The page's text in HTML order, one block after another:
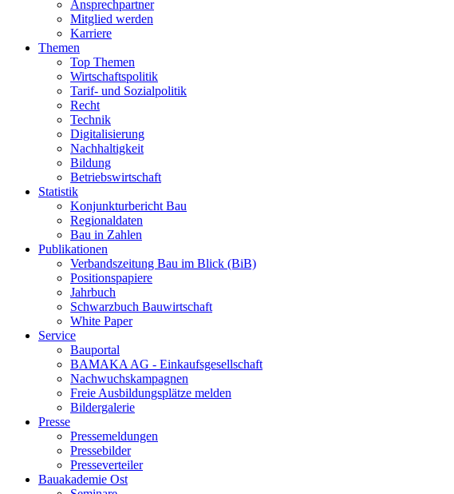
Ansprechpartner
Mitglied werden
Karriere
Themen
Top Themen
Wirtschaftspolitik
Tarif- und Sozialpolitik
Recht
Technik
Digitalisierung
Nachhaltigkeit
Bildung
Betriebswirtschaft
Statistik
Konjunkturbericht Bau
Regionaldaten
Bau in Zahlen
Publikationen
Verbandszeitung Bau im Blick (BiB)
Positionspapiere
Jahrbuch
Schwarzbuch Bauwirtschaft
White Paper
Service
Bauportal
BAMAKA AG - Einkaufsgesellschaft
Nachwuchskampagnen
Freie Ausbildungsplätze melden
Bildergalerie
Presse
Pressemeldungen
Pressebilder
Presseverteiler
Bauakademie Ost